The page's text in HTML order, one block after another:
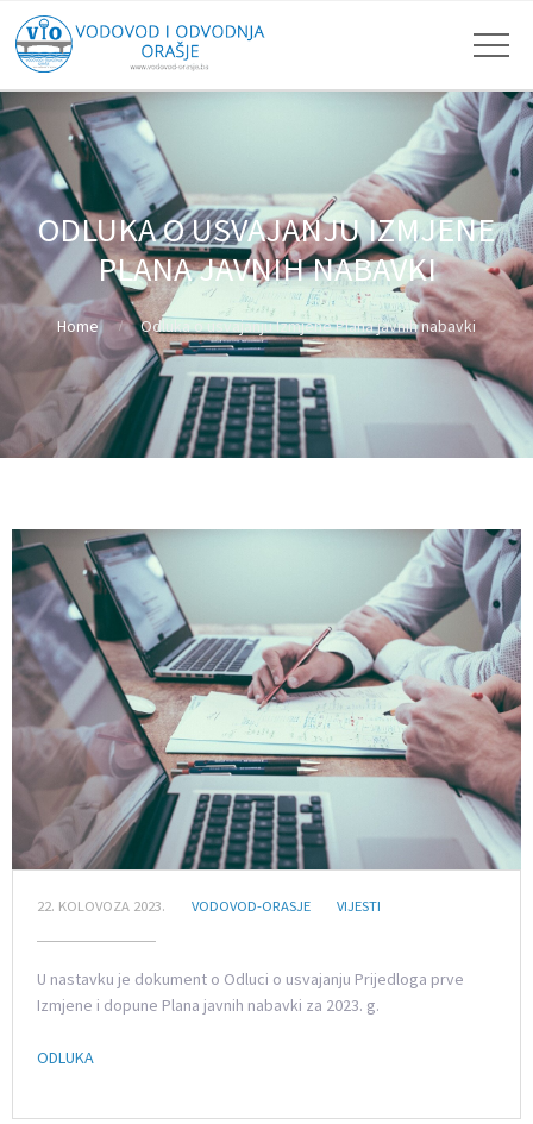
ODLUKA O USVAJANJU IZMJENE
PLANA JAVNIH NABAVKI
Home Odluka o usvajanju Izmjene Plana javnih nabavki
22. KOLOVOZA 2023. VODOVOD-ORASJE VIJESTI
U nastavku je dokument o Odluci o usvajanju Prijedloga prve
Izmjene i dopune Plana javnih nabavki za 2023. g.
ODLUKA